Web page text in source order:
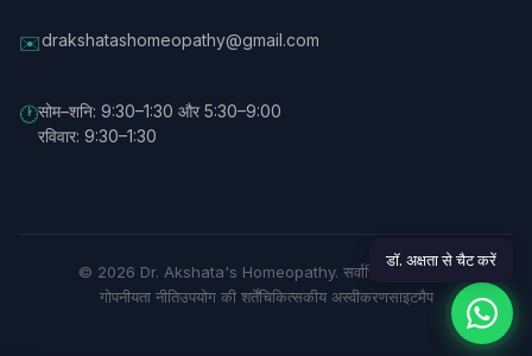
✉️drakshatashomeopathy@gmail.com
🕐सोम–शनि: 9:30–1:30 और 5:30–9:00
रविवार: 9:30–1:30
© 2026 Dr. Akshata's Homeopathy. सर्वाधिकार सुरक्षित।
गोपनीयता नीतिउपयोग की शर्तेंचिकित्सकीय अस्वीकरणसाइटमैप
डॉ. अक्षता से चैट करें